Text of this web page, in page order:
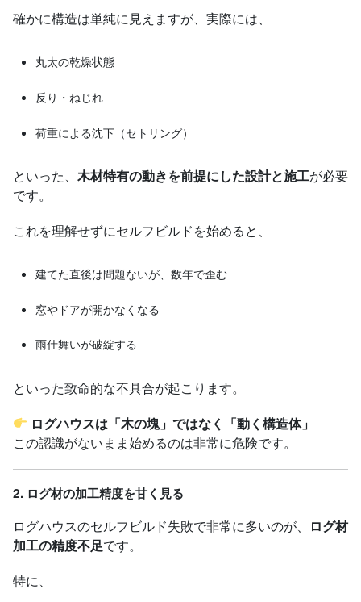
確かに構造は単純に見えますが、実際には、
丸太の乾燥状態
反り・ねじれ
荷重による沈下（セトリング）
といった、 木材特有の動きを前提にした設計と施工が必要
です。
これを理解せずにセルフビルドを始めると、
建てた直後は問題ないが、数年で歪む
窓やドアが開かなくなる
雨仕舞いが破綻する
といった致命的な不具合が起こります。
ログハウスは「木の塊」ではなく「動く構造体」
この認識がないまま始めるのは非常に危険です。
2. ログ材の加工精度を甘く見る
ログハウスのセルフビルド失敗で非常に多いのが、
ログ材
加工の精度不足です。
特に、